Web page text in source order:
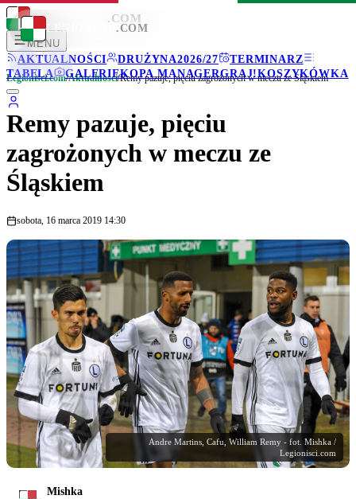
LEGIONISCI .COM
MENU
AKTUALNOŚCI
DRUŻYNA2026/27
TERMINARZ
TABELA
GALERIEKOPA MANAGERGRAJ!KOSZYKÓWKA
LEGIONISCI .COM
Legionisci.com/Aktualności/Remy pazuje, pięciu zagrożonych w meczu ze Śląskiem
Remy pazuje, pięciu
zagrożonych w meczu ze
Śląskiem
sobota, 16 marca 2019 14:30
Andre Martins, Cafu, William Remy - fot. Mishka /
Legionisci.com
Mishka